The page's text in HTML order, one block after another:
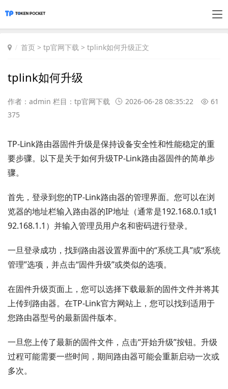
首页 > tp官网下载 > tplink如何升级正文
tplink如何升级
作者：admin 栏目： tp官网下载 2026-06-28 08:35:22
61
375
TP-Link路由器固件升级是保持设备安全性和性能稳定的重
要步骤。以下是关于如何升级TP-Link路由器固件的简单步
骤。
首先，登录到您的TP-Link路由器的管理界面。您可以在浏
览器的地址栏输入路由器的IP地址（通常是192.168.0.1或1
92.168.1.1）并输入管理员用户名和密码进行登录。
一旦登录成功，找到路由器设置界面中的“系统工具”或“系统
管理”选项，并点击“固件升级”或类似的选项。
在固件升级页面上，您可以选择下载最新的固件文件并将其
上传到路由器。在TP-Link官方网站上，您可以找到适用于
您路由器型号的最新固件版本。
一旦您上传了最新的固件文件，点击“开始升级”按钮。升级
过程可能需要一些时间，期间路由器可能会重新启动一次或
多次。